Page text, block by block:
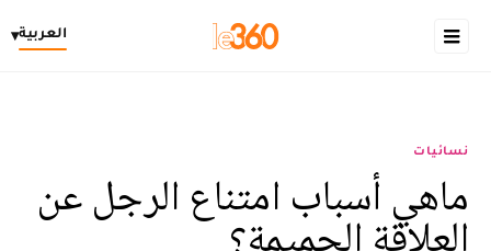
العربية▾
نسائيات
ماهي أسباب امتناع الرجل عن
العلاقة الحميمة؟